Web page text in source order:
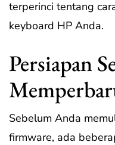
terperinci tentang
keyboard HP Anda.
Persiapan
Sebelum Anda
firmware, ada